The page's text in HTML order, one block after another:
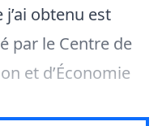
obtenu est
par le Centre de
et d’Économie